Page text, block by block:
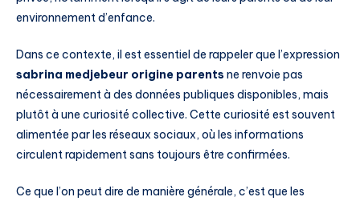
environnement d’enfance.
Dans ce contexte, il est essentiel de rappeler que l’expression
sabrina medjebeur origine parents ne renvoie pas
nécessairement à des données publiques disponibles, mais
plutôt à une curiosité collective. Cette curiosité est souvent
alimentée par les réseaux sociaux, où les informations
circulent rapidement sans toujours être confirmées.
Ce que l’on peut dire de manière générale, c’est que les